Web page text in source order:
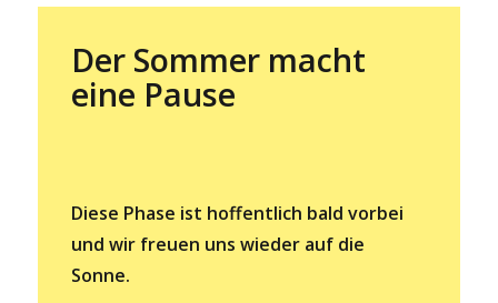
Der Sommer macht
eine Pause
Diese Phase ist hoffentlich bald vorbei
und wir freuen uns wieder auf die
Sonne.